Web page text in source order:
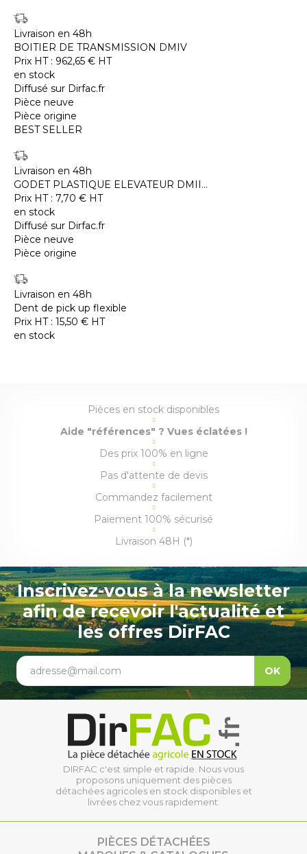
Livraison en 48h
BOITIER DE TRANSMISSION DMIV
Prix HT : 962,65 € HT
en stock
Diffusé sur Dirfac.fr
Pièce neuve
Pièce origine
BEST SELLER
Livraison en 48h
GODET PLASTIQUE ELEVATEUR DMII...
Prix HT : 7,70 € HT
en stock
Diffusé sur Dirfac.fr
Pièce neuve
Pièce origine
Livraison en 48h
Dent de pick up flexible
Prix HT : 15,50 € HT
en stock
Pièces en stock disponibles
Aide "références" ? Vues éclatées !
Des prix 100% en ligne
Pas d'attente de devis
Commandez facilement
Paiement 100% sécurisé
Livraison 48H (*)
Inscrivez-vous à la newsletter
afin de recevoir l'actualité et
les offres DirFAC
adresse@mail.com OK
DIRFAC c'est simple et rapide. Nous vous
proposons uniquement des pièces
détachées agricoles en stock disponibles et
livrées chez vous rapidement.
PIÈCES DÉTACHÉES